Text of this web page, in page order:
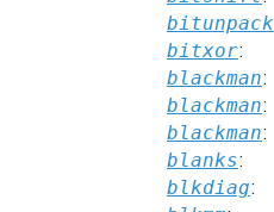
bitunpack
bitxor:
blackman:
blackman:
blackman:
blanks:
blkdiag: